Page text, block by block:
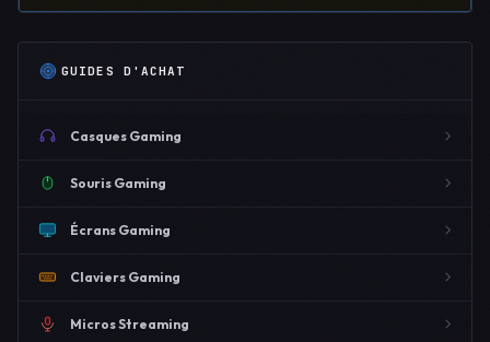
GUIDES D'ACHAT
Casques Gaming
Souris Gaming
Écrans Gaming
Claviers Gaming
Micros Streaming